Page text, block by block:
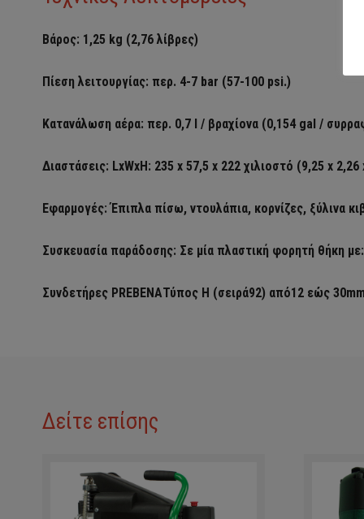
Βάρος: 1,25 kg (2,76 λίβρες)
Πίεση λειτουργίας: περ. 4-7 bar (57-100 psi.)
Κατανάλωση αέρα: περ. 0,7 l / βραχίονα (0,154 gal /
Διαστάσεις: LxWxH: 235 x 57,5 x 222 χιλιοστό (9,25 x 2,26
Εφαρμογές: Έπιπλα πίσω, ντουλάπια, κορνίζες, ξύλινα
Συσκευασία παράδοσης: Σε μία πλαστική φορητή θήκη
Συνδετήρες PREBENAΤύπος H (σειρά92) από12 εώς 30mm
Δείτε επίσης